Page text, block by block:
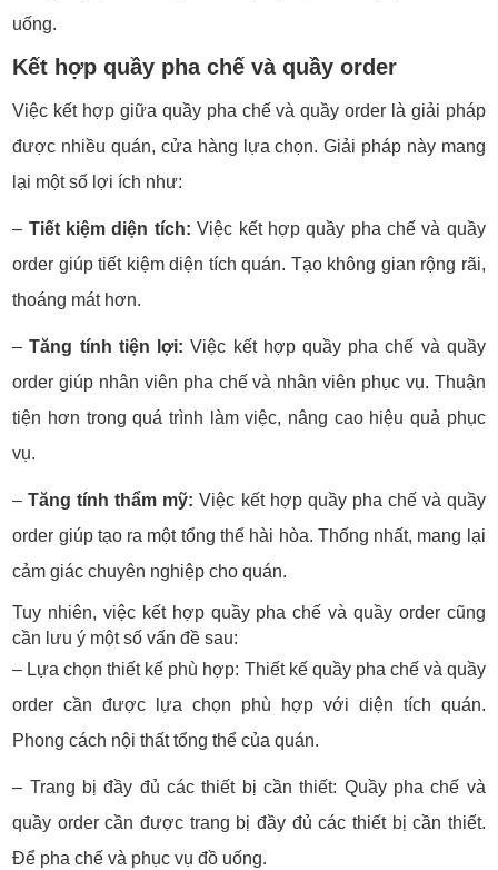
uống.
Kết hợp quầy pha chế và quầy order
Việc kết hợp giữa quầy pha chế và quầy order là giải pháp
được nhiều quán, cửa hàng lựa chọn. Giải pháp này mang
lại một số lợi ích như:
– Tiết kiệm diện tích: Việc kết hợp quầy pha chế và quầy
order giúp tiết kiệm diện tích quán. Tạo không gian rộng rãi,
thoáng mát hơn.
–Tăng tính tiện lợi: Việc kết hợp quầy pha chế và quầy
order giúp nhân viên pha chế và nhân viên phục vụ. Thuận
tiện hơn trong quá trình làm việc, nâng cao hiệu quả phục
vụ.
–Tăng tính thẩm mỹ: Việc kết hợp quầy pha chế và quầy
order giúp tạo ra một tổng thể hài hòa. Thống nhất, mang lại
cảm giác chuyên nghiệp cho quán.
Tuy nhiên, việc kết hợp quầy pha chế và quầy order cũng
cần lưu ý một số vấn đề sau:
– Lựa chọn thiết kế phù hợp: Thiết kế quầy pha chế và quầy
order cần được lựa chọn phù hợp với diện tích quán.
Phong cách nội thất tổng thể của quán.
– Trang bị đầy đủ các thiết bị cần thiết: Quầy pha chế và
quầy order cần được trang bị đầy đủ các thiết bị cần thiết.
Để pha chế và phục vụ đồ uống.